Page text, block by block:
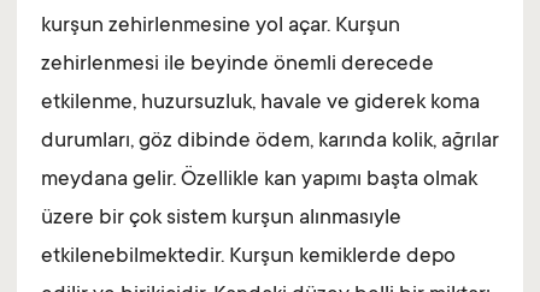
kurşun zehirlenmesine yol açar. Kurşun
zehirlenmesi ile beyinde önemli derecede
etkilenme, huzursuzluk, havale ve giderek koma
durumları, göz dibinde ödem, karında kolik, ağrılar
meydana gelir. Özellikle kan yapımı başta olmak
üzere bir çok sistem kurşun alınmasıyle
etkilenebilmektedir. Kurşun kemiklerde depo